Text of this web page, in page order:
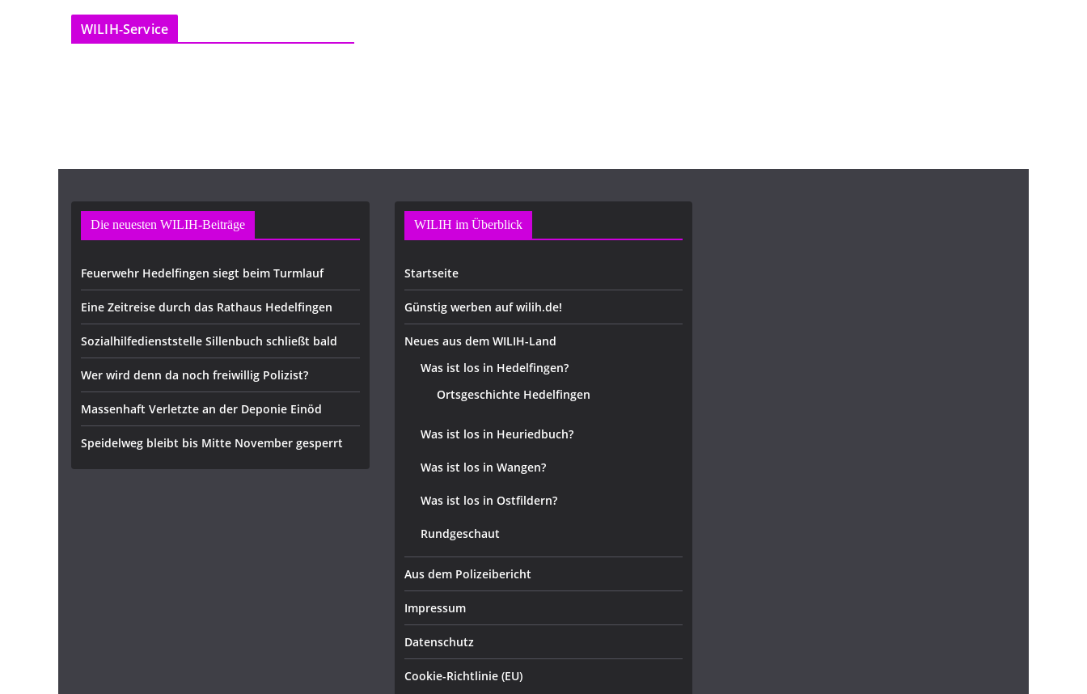
-
WILIH-Service
Die neuesten WILIH-Beiträge
Feuerwehr Hedelfingen siegt beim Turmlauf
Eine Zeitreise durch das Rathaus Hedelfingen
Sozialhilfedienststelle Sillenbuch schließt bald
Wer wird denn da noch freiwillig Polizist?
Massenhaft Verletzte an der Deponie Einöd
Speidelweg bleibt bis Mitte November gesperrt
WILIH im Überblick
Startseite
Günstig werben auf wilih.de!
Neues aus dem WILIH-Land
Was ist los in Hedelfingen?
Ortsgeschichte Hedelfingen
Was ist los in Heuriedbuch?
Was ist los in Wangen?
Was ist los in Ostfildern?
Rundgeschaut
Aus dem Polizeibericht
Impressum
Datenschutz
Cookie-Richtlinie (EU)